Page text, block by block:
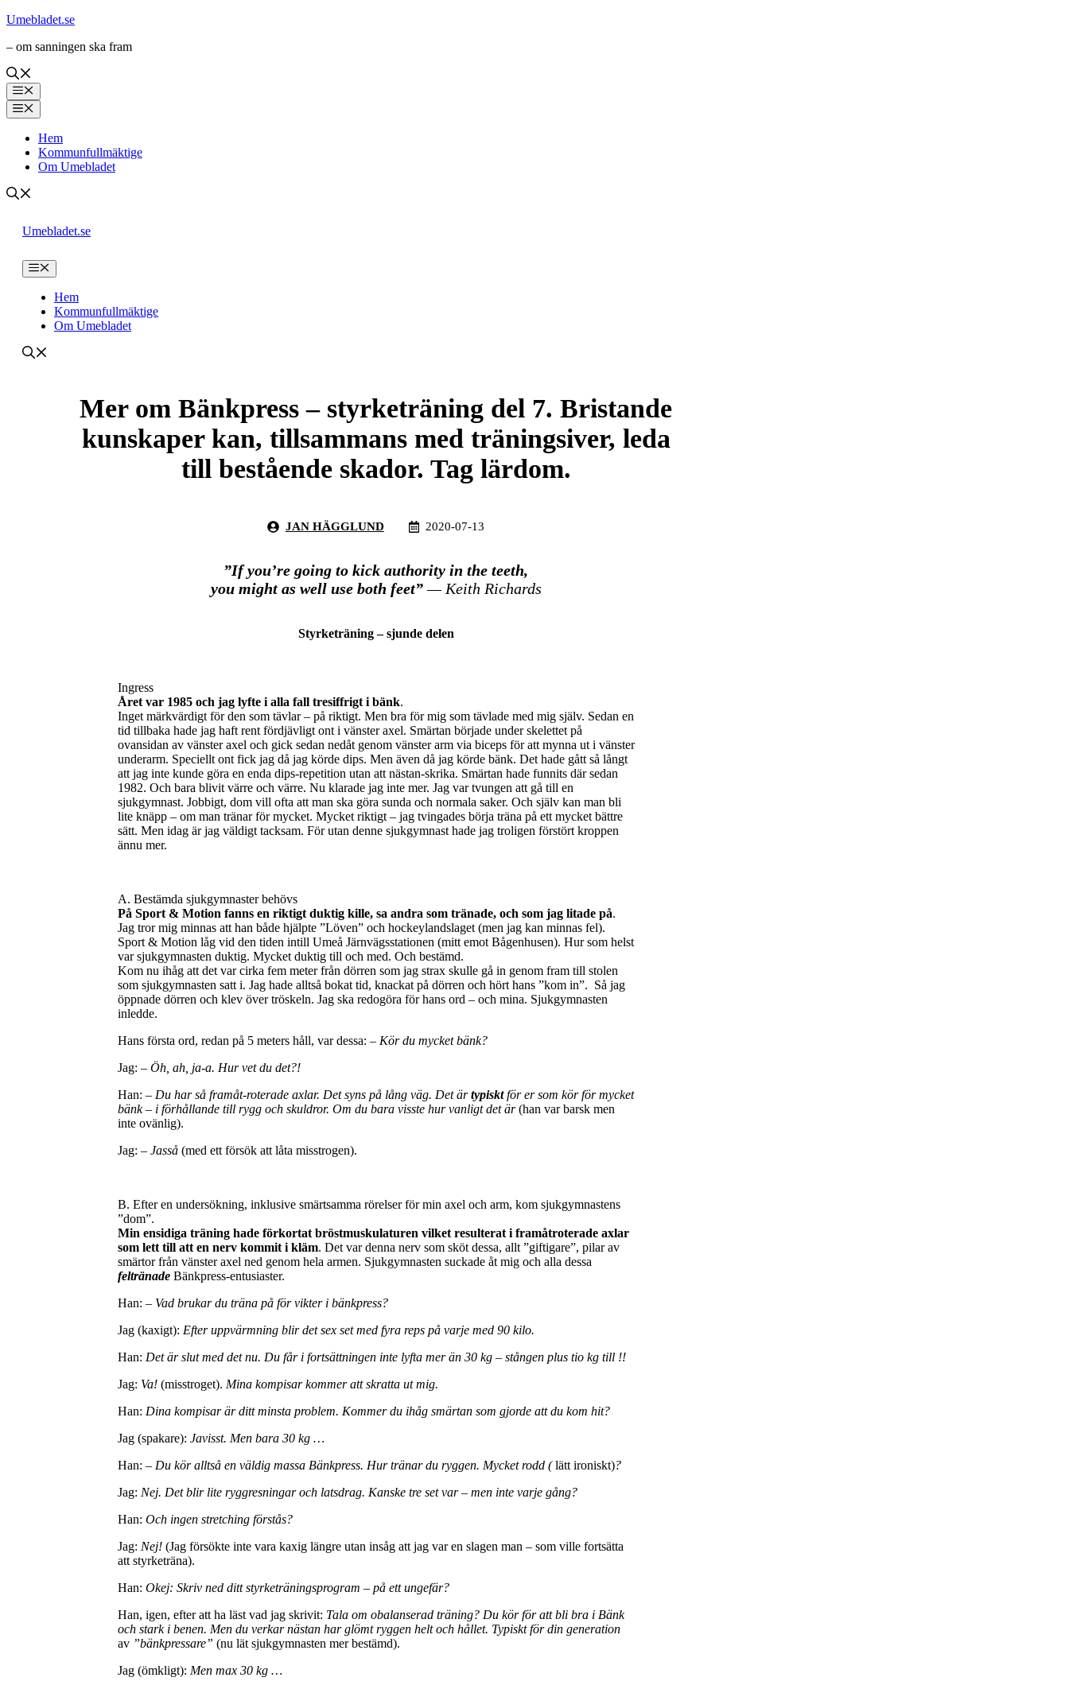
Hoppa
innehåll
Umebladet.se
– om sanningen ska fram
Meny
Meny
Hem
Kommunfullmäktige
Om Umebladet
Umebladet.se
Meny
Hem
Kommunfullmäktige
Om Umebladet
Mer om Bänkpress – styrketräning del 7. Bristande
kunskaper kan, tillsammans med träningsiver, leda
till bestående skador. Tag lärdom.
JAN HÄGGLUND 2020-07-13
”If you’re going to kick authority in the teeth,
you might as well use both feet”— Keith Richards
Styrketräning – sjunde delen
Ingress
Året var 1985 och jag lyfte i alla fall tresiffrigt i bänk.
Inget märkvärdigt för den som tävlar – på riktigt. Men bra för mig som tävlade med mig själv. Sedan en
tid tillbaka hade jag haft rent fördjävligt ont i vänster axel. Smärtan började under skelettet på
ovansidan av vänster axel och gick sedan nedåt genom vänster arm via biceps för att mynna ut i vänster
underarm. Speciellt ont fick jag då jag körde dips. Men även då jag körde bänk. Det hade gått så långt
att jag inte kunde göra en enda dips-repetition utan att nästan-skrika. Smärtan hade funnits där sedan
1982. Och bara blivit värre och värre. Nu klarade jag inte mer. Jag var tvungen att gå till en
sjukgymnast. Jobbigt, dom vill ofta att man ska göra sunda och normala saker. Och själv kan man bli
lite knäpp – om man tränar för mycket. Mycket riktigt – jag tvingades börja träna på ett mycket bättre
sätt. Men idag är jag väldigt tacksam. För utan denne sjukgymnast hade jag troligen förstört kroppen
ännu mer.
A. Bestämda sjukgymnaster behövs
På Sport & Motion fanns en riktigt duktig kille, sa andra som tränade, och som jag litade på.
Jag tror mig minnas att han både hjälpte ”Löven” och hockeylandslaget (men jag kan minnas fel).
Sport & Motion låg vid den tiden intill Umeå Järnvägsstationen (mitt emot Bågenhusen). Hur som helst
var sjukgymnasten duktig. Mycket duktig till och med. Och bestämd.
Kom nu ihåg att det var cirka fem meter från dörren som jag strax skulle gå in genom fram till stolen
som sjukgymnasten satt i. Jag hade alltså bokat tid, knackat på dörren och hört hans ”kom in”. Så jag
öppnade dörren och klev över tröskeln. Jag ska redogöra för hans ord – och mina. Sjukgymnasten
inledde.
Hans första ord, redan på 5 meters håll, var dessa: – Kör du mycket bänk?
Jag: – Öh, ah, ja-a. Hur vet du det?!
Han: – Du har så framåt-roterade axlar. Det syns på lång väg. Det ärtypisktför er som kör för mycket
bänk – i förhållande till rygg och skuldror. Om du bara visste hur vanligt det är(han var barsk men
inte ovänlig).
Jag: – Jasså(med ett försök att låta misstrogen).
B. Efter en undersökning, inklusive smärtsamma rörelser för min axel och arm, kom sjukgymnastens
”dom”.
Min ensidiga träning hade förkortat bröstmuskulaturen vilket resulterat i framåtroterade axlar
som lett till att en nerv kommit i kläm. Det var denna nerv som sköt dessa, allt ”giftigare”, pilar av
smärtor från vänster axel ned genom hela armen. Sjukgymnasten suckade åt mig och alla dessa
feltränadeBänkpress-entusiaster.
Han: – Vad brukar du träna på för vikter i bänkpress?
Jag (kaxigt): Efter uppvärmning blir det sex set med fyra reps på varje med 90 kilo.
Han: Det är slut med det nu. Du får i fortsättningen inte lyfta mer än 30 kg – stången plus tio kg till !!
Jag: Va!(misstroget). Mina kompisar kommer att skratta ut mig.
Han: Dina kompisar är ditt minsta problem. Kommer du ihåg smärtan som gjorde att du kom hit?
Jag (spakare): Javisst. Men bara 30 kg …
Han: – Du kör alltså en väldig massa Bänkpress. Hur tränar du ryggen. Mycket rodd (lätt ironiskt)?
Jag: Nej. Det blir lite ryggresningar och latsdrag. Kanske tre set var – men inte varje gång?
Han: Och ingen stretching förstås?
Jag: Nej!(Jag försökte inte vara kaxig längre utan insåg att jag var en slagen man – som ville fortsätta
att styrketräna).
Han: Okej: Skriv ned ditt styrketräningsprogram – på ett ungefär?
Han, igen, efter att ha läst vad jag skrivit: Tala om obalanserad träning? Du kör för att bli bra i Bänk
och stark i benen. Men du verkar nästan har glömt ryggen helt och hållet. Typiskt för din generation
av ”bänkpressare” (nu lät sjukgymnasten mer bestämd).
Jag (ömkligt): Men max 30 kg …